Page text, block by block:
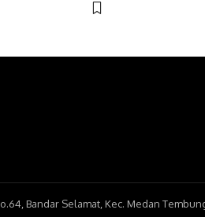
Bandar Selamat, Kec. Medan